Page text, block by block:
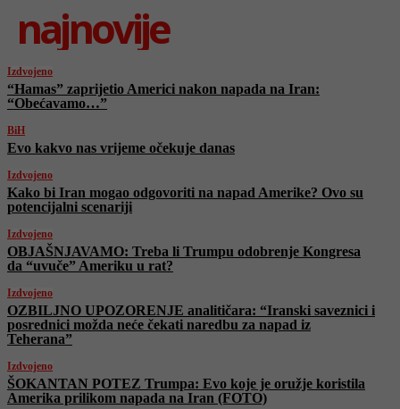
najnovije
Izdvojeno
“Hamas” zaprijetio Americi nakon napada na Iran:
“Obećavamo…”
BiH
Evo kakvo nas vrijeme očekuje danas
Izdvojeno
Kako bi Iran mogao odgovoriti na napad Amerike? Ovo su
potencijalni scenariji
Izdvojeno
OBJAŠNJAVAMO: Treba li Trumpu odobrenje Kongresa
da “uvuče” Ameriku u rat?
Izdvojeno
OZBILJNO UPOZORENJE analitičara: “Iranski saveznici i
posrednici možda neće čekati naredbu za napad iz
Teherana”
Izdvojeno
ŠOKANTAN POTEZ Trumpa: Evo koje je oružje koristila
Amerika prilikom napada na Iran (FOTO)